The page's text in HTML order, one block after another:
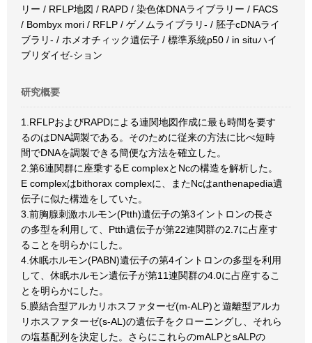
リー / RFLP地図 / RAPD / 染色体DNAライブラリー / FACS
/ Bombyx mori / RFLP / ゲノムライブラリ- / 胚子cDNAライ
ブラリ- / ホメオチィック遺伝子 / 標準系統p50 / in situハイ
ブリダイゼ-ション
研究概要
1.RFLPおよびRAPDによる連関地図作成に最も時間を要す
るのはDNA調製である。そのために従来の方法に比べ短時
間でDNAを調製できる簡便な方法を確立した。
2.第6連関群に座乗するE complexとNcの構造を解析した。
E complexはbithorax complexに、またNcはanthenapedia遺
伝子に似た構造をしていた。
3.前胸腺刺激ホルモン(Ptth)遺伝子の第3イントロンの長さ
の多型を利用して、Ptth遺伝子が第22連関群の2.7に占座す
ることを明らかにした。
4.休眠ホルモン(PABN)遺伝子の第4イントロンの多型を利用
して、休眠ホルモン遺伝子が第11連関群の4.0に占座するこ
とを明らかにした。
5.膜結合型アルカリホスファターゼ(m-ALP)と遊離型アルカ
リホスファターゼ(s-AL)の遺伝子をクローニングし、それら
の塩基配列を決定した。さらにこれらのmALPとsALPの